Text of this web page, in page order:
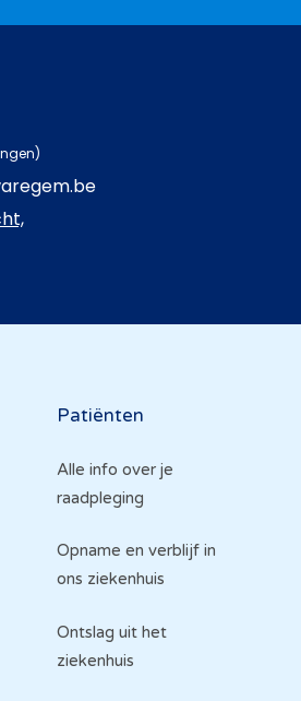
Patiënten
Alle info over je
raadpleging
Opname en verblijf in
ons ziekenhuis
Ontslag uit het
ziekenhuis